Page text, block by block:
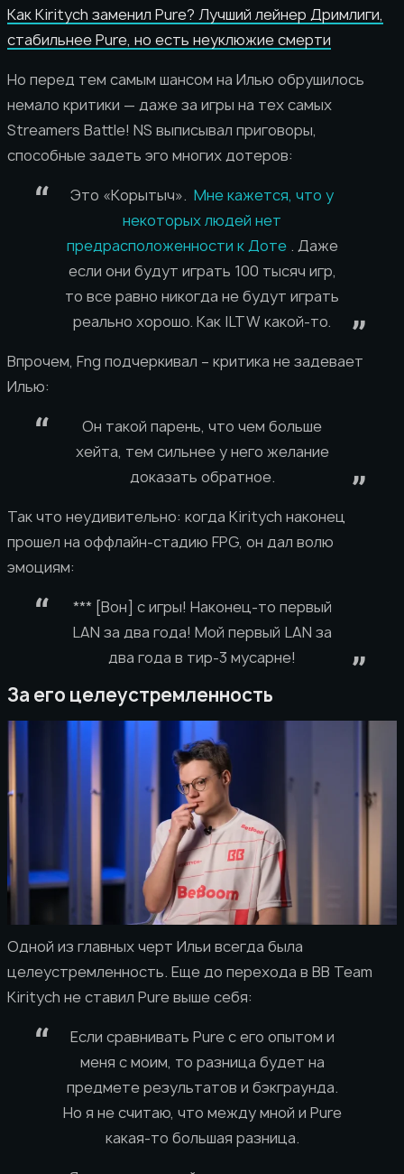
Как Kiritych заменил Pure? Лучший лейнер Дримлиги,
стабильнее Pure, но есть неуклюжие смерти
Но перед тем самым шансом на Илью обрушилось
немало критики — даже за игры на тех самых
Streamers Battle! NS выписывал приговоры,
способные задеть эго многих дотеров:
Это «Корытыч». Мне кажется, что у
некоторых людей нет
предрасположенности к Доте . Даже
если они будут играть 100 тысяч игр,
то все равно никогда не будут играть
реально хорошо. Как ILTW какой-то.
Впрочем, Fng подчеркивал – критика не задевает
Илью:
Он такой парень, что чем больше
хейта, тем сильнее у него желание
доказать обратное.
Так что неудивительно: когда Kiritych наконец
прошел на оффлайн-стадию FPG, он дал волю
эмоциям:
*** [Вон] с игры! Наконец-то первый
LAN за два года! Мой первый LAN за
два года в тир-3 мусарне!
За его целеустремленность
Одной из главных черт Ильи всегда была
целеустремленность. Еще до перехода в BB Team
Kiritych не ставил Pure выше себя:
Если сравнивать Pure с его опытом и
меня с моим, то разница будет на
предмете результатов и бэкграунда.
Но я не считаю, что между мной и Pure
какая-то большая разница.